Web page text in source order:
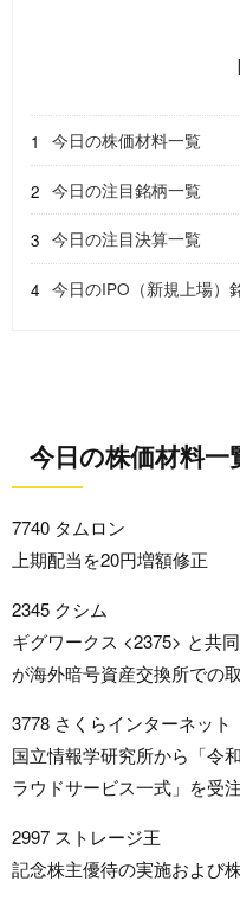
今日の株価材料一覧
今日の注目銘柄一覧
今日の注目決算一覧
今日のIPO（新規上場）
今日の株価材料一
7740 タムロン
上期配当を20円増額修正
2345 クシム
ギグワークス <2375> と共
が海外暗号資産交換所での
3778 さくらインターネット
国立情報学研究所から「令
ラウドサービス一式」を受注
2997 ストレージ王
記念株主優待の実施および